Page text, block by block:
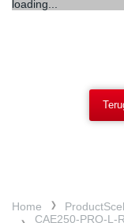
loading...
Home
CAE250-PRO-L-